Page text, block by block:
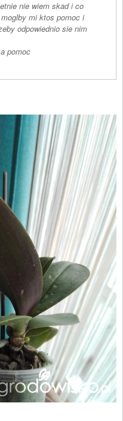
nie wiem skad i co
mi ktos pomoc i
odpowiednio sie nim
pomoc